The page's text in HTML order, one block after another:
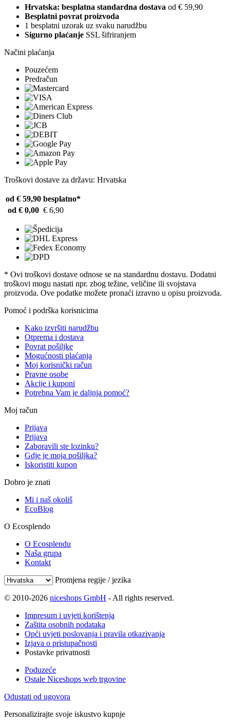
Hrvatska: besplatna standardna dostava od € 59,90
Besplatni povrat proizvoda
1 besplatni uzorak uz svaku narudžbu
Sigurno plaćanje SSL šifriranjem
Načini plaćanja
Pouzećem
Predračun
Troškovi dostave za državu: Hrvatska
od € 59,90 besplatno*
od € 0,00 € 6,90
* Ovi troškovi dostave odnose se na standardnu ​​dostavu. Dodatni
troškovi mogu nastati npr. zbog težine, veličine ili svojstava
proizvoda. Ove podatke možete pronaći izravno u opisu proizvoda.
Pomoć i podrška korisnicima
Kako izvršiti narudžbu
Otprema i dostava
Povrat pošiljke
Mogućnosti plaćanja
Moj korisnički račun
Pravne osobe
Akcije i kuponi
Potrebna Vam je daljnja pomoć?
Moj račun
Prijava
Prijava
Zaboravili ste lozinku?
Gdje je moja pošiljka?
Iskoristiti kupon
Dobro je znati
Mi i naš okoliš
EcoBlog
O Ecosplendo
O Ecosplendu
Naša grupa
Kontakt
Promjena regije / jezika
© 2010-2026 niceshops GmbH - All rights reserved.
Impresum i uvjeti korištenja
Zaštita osobnih podataka
Opći uvjeti poslovanja i pravila otkazivanja
Izjava o pristupačnosti
Postavke privatnosti
Poduzeće
Ostale Niceshops web trgovine
Odustati od ugovora
Personalizirajte svoje iskustvo kupnje